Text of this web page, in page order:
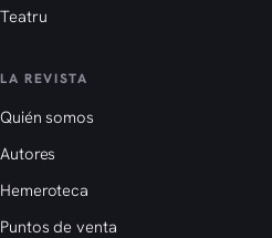
Teatru
LA REVISTA
Quién somos
Autores
Hemeroteca
Puntos de venta